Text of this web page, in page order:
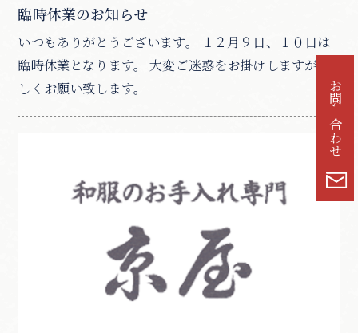
お問い合わせ
臨時休業のお知らせ
いつもありがとうございます。 １２月９日、１０日は
臨時休業となります。 大変ご迷惑をお掛けしますが宜
しくお願い致します。